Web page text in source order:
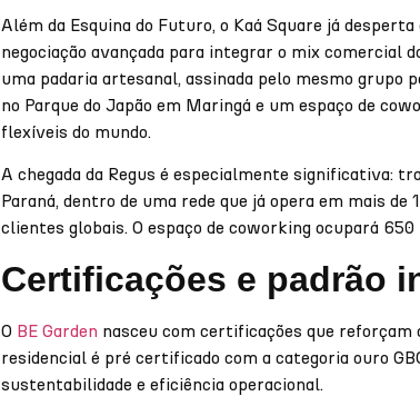
Além da Esquina do Futuro, o Kaá Square já
negociação avançada para integrar o mix comercial
uma padaria artesanal, assinada pelo mesmo
no Parque do Japão em Maringá e um espaço de
flexíveis do mundo.
A chegada da Regus é especialmente significativa:
Paraná, dentro de uma rede que já opera em mais de
clientes globais. O espaço de coworking ocupará
Certificações e padrão
O BE Garden nasceu com certificações que
residencial é pré certificado com a categoria ouro
sustentabilidade e eficiência operacional.